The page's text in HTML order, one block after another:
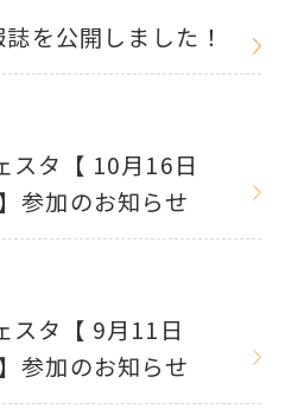
を公開しました！
スタ【 10月16日
参加のお知らせ
スタ【 9月11日
参加のお知らせ